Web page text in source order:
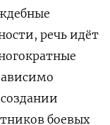
речь идёт
боевых